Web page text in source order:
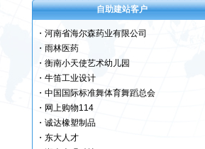
自助建站客户
・衡南缘晟房产网
・河南省海尔森药业有限公司
・ 雨林医药
・ 衡南小天使艺术幼儿园
・ 牛笛工业设计
・ 中国国际标准舞体育舞蹈总会
・ 网上购物114
・ 诚达橡塑制品
・ 东大人才
・ 湖南贞观科技